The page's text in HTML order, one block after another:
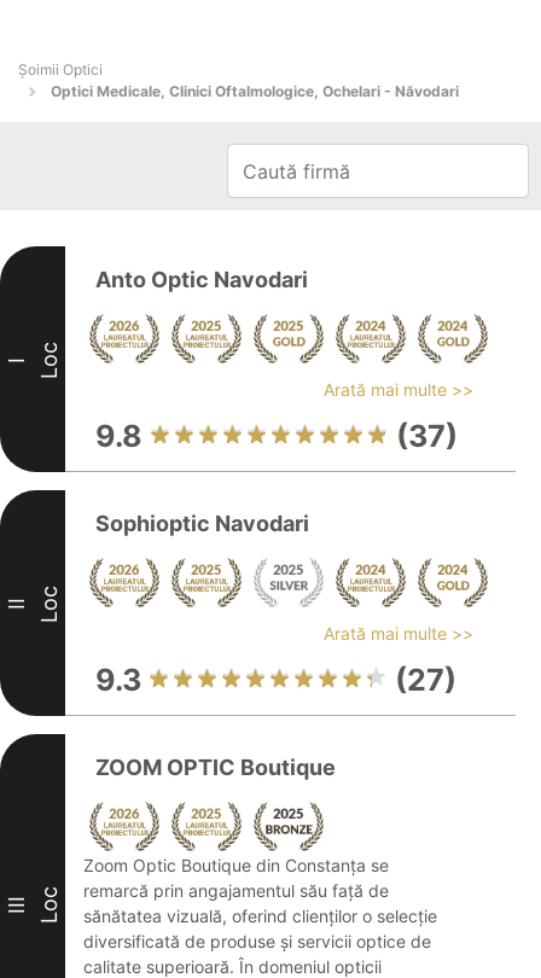
Șoimii Optici
Optici Medicale, Clinici Oftalmologice, Ochelari - Năvodari
I Loc
Anto Optic Navodari
Arată mai multe >>
9.8 (37)
II Loc
Sophioptic Navodari
Arată mai multe >>
9.3 (27)
III Loc
ZOOM OPTIC Boutique
Zoom Optic Boutique din Constanța se
remarcă prin angajamentul său față de
sănătatea vizuală, oferind clienților o selecție
diversificată de produse și servicii optice de
calitate superioară. În domeniul opticii